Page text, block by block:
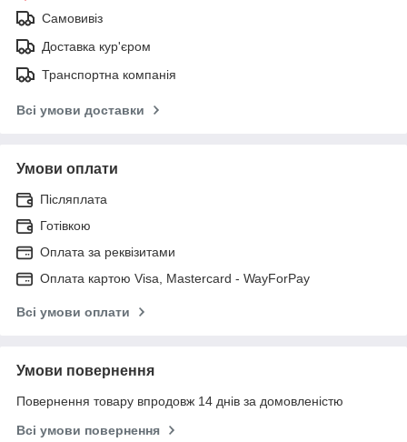
Самовивіз
Доставка кур'єром
Транспортна компанія
Всі умови доставки
Умови оплати
Післяплата
Готівкою
Оплата за реквізитами
Оплата картою Visa, Mastercard - WayForPay
Всі умови оплати
Умови повернення
Повернення товару впродовж 14 днів за домовленістю
Всі умови повернення